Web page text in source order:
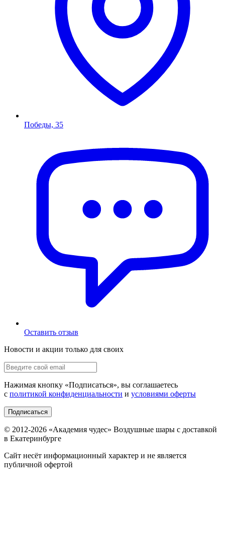
Победы, 35
Оставить отзыв
Новости и акции только для своих
Нажимая кнопку «Подписаться», вы соглашаетесь
с политикой конфиденциальности и условиями оферты
Подписаться
© 2012-2026 «Академия чудес» Воздушные шары с доставкой
в Екатеринбурге
Сайт несёт информационный характер и не является
публичной офертой